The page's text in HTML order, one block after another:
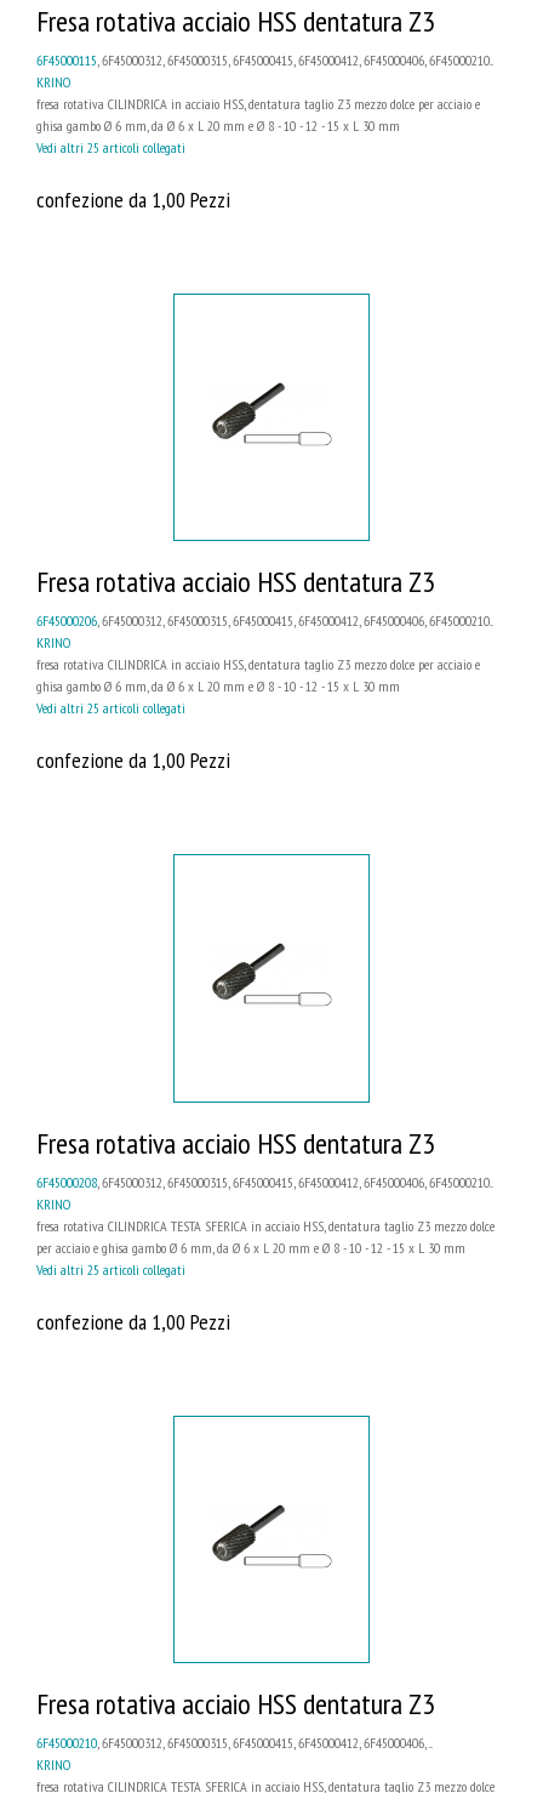
Fresa rotativa acciaio HSS dentatura Z3
6F45000115 , 6F45000312, 6F45000315, 6F45000415, 6F45000412, 6F45000406, 6F45000210...
KRINO
fresa rotativa CILINDRICA in acciaio HSS, dentatura taglio Z3 mezzo dolce per acciaio e
ghisa gambo Ø 6 mm, da Ø 6 x L 20 mm e Ø 8 - 10 - 12 - 15 x L 30 mm
Vedi altri 25 articoli collegati
confezione da 1,00 Pezzi
Fresa rotativa acciaio HSS dentatura Z3
6F45000206, 6F45000312, 6F45000315, 6F45000415, 6F45000412, 6F45000406, 6F45000210...
KRINO
fresa rotativa CILINDRICA in acciaio HSS, dentatura taglio Z3 mezzo dolce per acciaio e
ghisa gambo Ø 6 mm, da Ø 6 x L 20 mm e Ø 8 - 10 - 12 - 15 x L 30 mm
Vedi altri 25 articoli collegati
confezione da 1,00 Pezzi
Fresa rotativa acciaio HSS dentatura Z3
6F45000208 , 6F45000312, 6F45000315, 6F45000415, 6F45000412, 6F45000406, 6F45000210...
KRINO
fresa rotativa CILINDRICA TESTA SFERICA in acciaio HSS, dentatura taglio Z3 mezzo dolce
per acciaio e ghisa gambo Ø 6 mm, da Ø 6 x L 20 mm e Ø 8 - 10 - 12 - 15 x L 30 mm
Vedi altri 25 articoli collegati
confezione da 1,00 Pezzi
Fresa rotativa acciaio HSS dentatura Z3
6F45000210, 6F45000312, 6F45000315, 6F45000415, 6F45000412, 6F45000406, ...
KRINO
fresa rotativa CILINDRICA TESTA SFERICA in acciaio HSS, dentatura taglio Z3 mezzo dolce